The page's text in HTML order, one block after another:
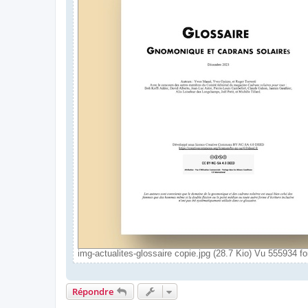
img-actualites-glossaire copie.jpg (28.7 Kio) Vu 555934
Répondre